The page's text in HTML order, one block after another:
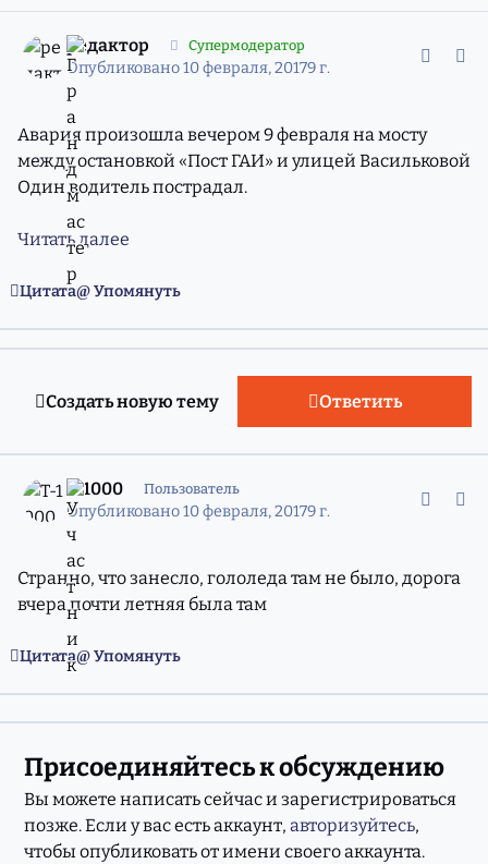
редактор Супермодератор
Опубликовано10 февраля, 20179 г.
Авария произошла вечером 9 февраля на мосту
между остановкой «Пост ГАИ» и улицей Васильковой
Один водитель пострадал.
Читать далее
Цитата Упомянуть
Создать новую тему Ответить
Т-1000 Пользователь
Опубликовано10 февраля, 20179 г.
Странно, что занесло, гололеда там не было, дорога
вчера почти летняя была там
Цитата Упомянуть
Присоединяйтесь к обсуждению
Вы можете написать сейчас и зарегистрироваться
позже. Если у вас есть аккаунт,авторизуйтесь,
чтобы опубликовать от имени своего аккаунта.